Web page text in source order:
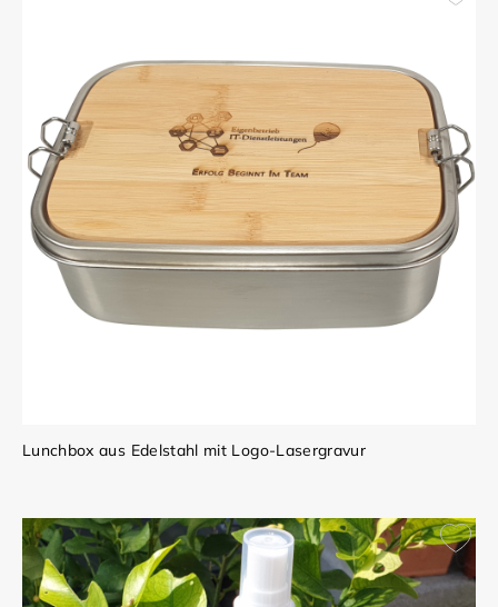
Lunchbox aus Edelstahl mit Logo-Lasergravur